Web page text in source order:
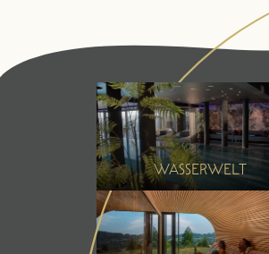
KULINARIK
¾-Verwöhnpension
AKTIV & KULTUR
SEMINARE & EVENTS
Porscheausfahrt
WASSERWELT